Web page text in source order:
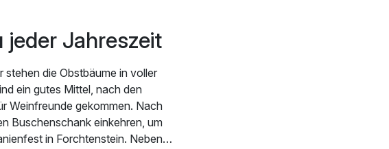
jeder Jahreszeit
stehen die Obstbäume in voller
ein gutes Mittel, nach den
Weinfreunde gekommen. Nach
Buschenschank einkehren, um
in Forchtenstein. Neben